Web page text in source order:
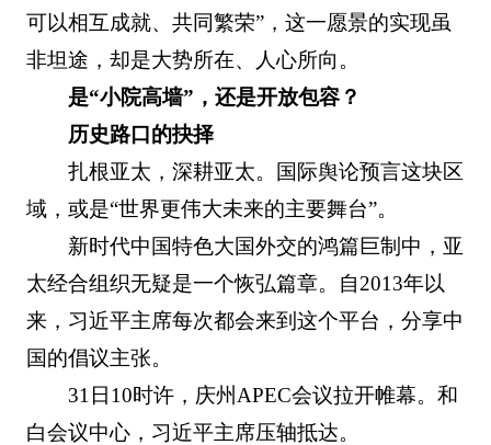
可以相互成就、共同繁荣”，这一愿景的实现虽
非坦途，却是大势所在、人心所向。
是“小院高墙”，还是开放包容？
历史路口的抉择
扎根亚太，深耕亚太。国际舆论预言这块区
域，或是“世界更伟大未来的主要舞台”。
新时代中国特色大国外交的鸿篇巨制中，亚
太经合组织无疑是一个恢弘篇章。自2013年以
来，习近平主席每次都会来到这个平台，分享中
国的倡议主张。
31日10时许，庆州APEC会议拉开帷幕。和
白会议中心，习近平主席压轴抵达。